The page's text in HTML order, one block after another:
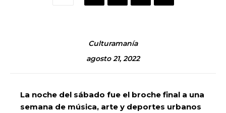
Culturamanía
agosto 21, 2022
La noche del sábado fue el broche final a una
semana de música, arte y deportes urbanos